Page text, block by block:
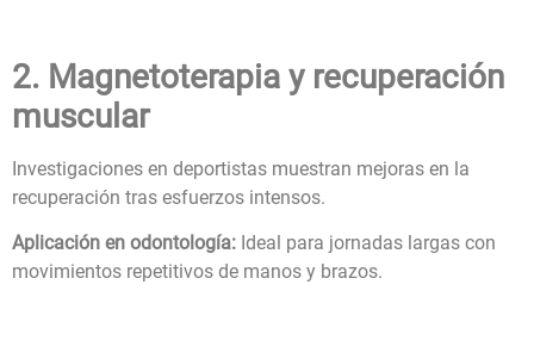
2. Magnetoterapia y recuperación
muscular
Investigaciones en deportistas muestran mejoras en la
recuperación tras esfuerzos intensos.
Aplicación en odontología: Ideal para jornadas largas con
movimientos repetitivos de manos y brazos.